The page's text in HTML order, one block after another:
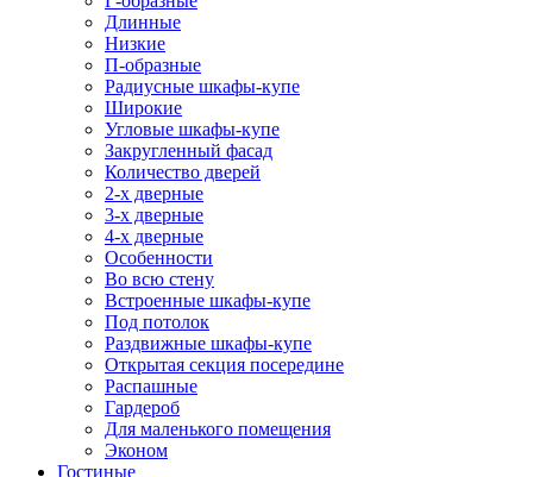
Длинные
Низкие
П-образные
Радиусные шкафы-купе
Широкие
Угловые шкафы-купе
Закругленный фасад
Количество дверей
2-х дверные
3-х дверные
4-х дверные
Особенности
Во всю стену
Встроенные шкафы-купе
Под потолок
Раздвижные шкафы-купе
Открытая секция посередине
Распашные
Гардероб
Для маленького помещения
Эконом
Гостиные